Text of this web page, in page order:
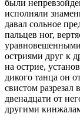
были
исполняли
давал сольное
пальцев ног,
остриями друг к
на острие,
дикого танца он
свистом разрезал
двенадцати от
другими